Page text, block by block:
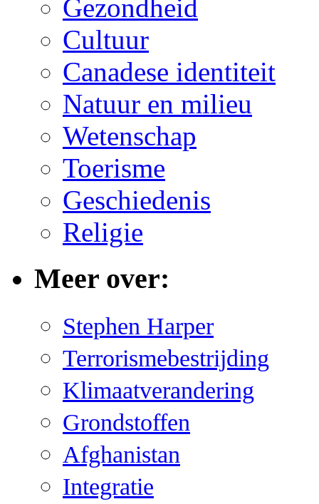
Gezondheid
Cultuur
Canadese identiteit
Natuur en milieu
Wetenschap
Toerisme
Geschiedenis
Religie
Meer over:
Stephen Harper
Terrorismebestrijding
Klimaatverandering
Grondstoffen
Afghanistan
Integratie